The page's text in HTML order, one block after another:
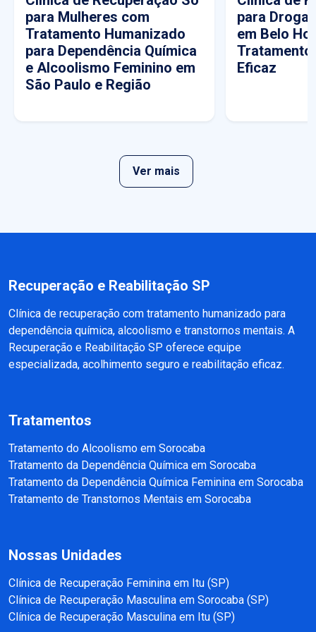
para Mulheres com
Tratamento Humanizado
para Dependência Química
e Alcoolismo Feminino em
São Paulo e Região
para
em Belo
Tratamento
Eficaz
Ver mais
Recuperação e Reabilitação SP
Clínica de recuperação com tratamento humanizado para
dependência química, alcoolismo e transtornos mentais. A
Recuperação e Reabilitação SP oferece equipe
especializada, acolhimento seguro e reabilitação eficaz.
Tratamentos
Tratamento do Alcoolismo em Sorocaba
Tratamento da Dependência Química em Sorocaba
Tratamento da Dependência Química Feminina em Sorocaba
Tratamento de Transtornos Mentais em Sorocaba
Nossas Unidades
Clínica de Recuperação Feminina em Itu (SP)
Clínica de Recuperação Masculina em Sorocaba (SP)
Clínica de Recuperação Masculina em Itu (SP)